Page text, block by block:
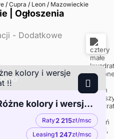
/ Cupra / Leon / Mazowieckie
| Ogłoszenia
Cupra Leon 2.0 TDI - Różne kolory i wersje wyposażenia! Wysoki Rabat !!
Raty2 215zł/msc
Leasing1 247zł/msc